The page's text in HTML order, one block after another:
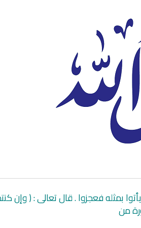
بمثله فعجزوا . قال تعالى : ( وإن
من
Why Do You
Listening to
You
to treat witchcraft,